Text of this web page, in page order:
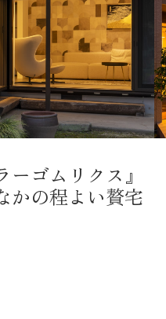
ーゴムリクス』
かの程よい贅宅